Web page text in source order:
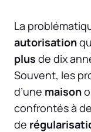
La
autorisation
plus de dix
Souvent, les
d’une maison
confrontés à
de